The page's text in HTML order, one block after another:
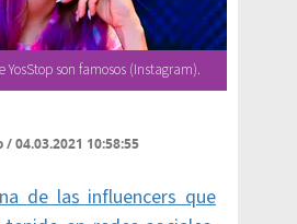
YosStop son famosos (Instagram).
/04.03.2021 10:58:55
de las influencers que